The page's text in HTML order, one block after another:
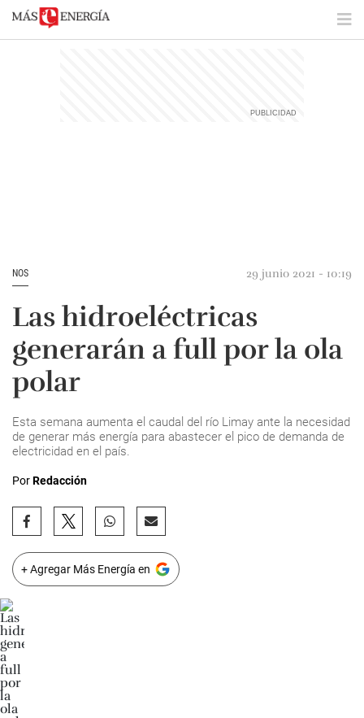
NOS 29 junio 2021 - 10:19
Las hidroeléctricas
generarán a full por la ola
polar
Esta semana aumenta el caudal del río Limay ante la necesidad
de generar más energía para abastecer el pico de demanda de
electricidad en el país.
PorRedacción
+ Agregar Más Energía en